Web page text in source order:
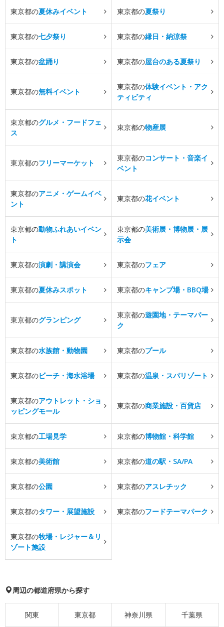
東京都の夏休みイベント 東京都の夏祭り
東京都の七夕祭り 東京都の縁日・納涼祭
東京都の盆踊り 東京都の屋台のある夏祭り
東京都の無料イベント
東京都の体験イベント・アク
ティビティ
東京都のグルメ・フードフェ
ス
東京都の物産展
東京都のフリーマーケット
東京都のコンサート・音楽イ
ベント
東京都のアニメ・ゲームイベ
ント
東京都の花イベント
東京都の動物ふれあいイベン
ト
東京都の美術展・博物展・展
示会
東京都の演劇・講演会 東京都のフェア
東京都の夏休みスポット 東京都のキャンプ場・BBQ場
東京都のグランピング
東京都の遊園地・テーマパー
ク
東京都の水族館・動物園 東京都のプール
東京都のビーチ・海水浴場 東京都の温泉・スパリゾート
東京都のアウトレット・ショ
ッピングモール
東京都の商業施設・百貨店
東京都の工場見学 東京都の博物館・科学館
東京都の美術館 東京都の道の駅・SA/PA
東京都の公園 東京都のアスレチック
東京都のタワー・展望施設 東京都のフードテーマパーク
東京都の牧場・レジャー＆リ
ゾート施設
周辺の都道府県から探す
関東 東京都 神奈川県 千葉県